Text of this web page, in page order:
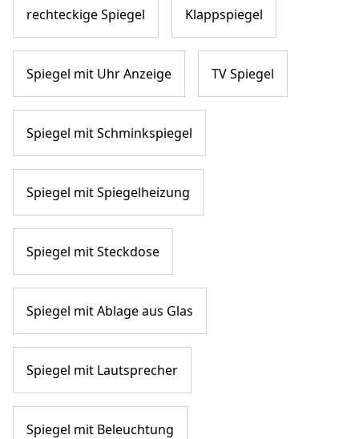
rechteckige Spiegel Klappspiegel
Spiegel mit Uhr Anzeige TV Spiegel
Spiegel mit Schminkspiegel
Spiegel mit Spiegelheizung
Spiegel mit Steckdose
Spiegel mit Ablage aus Glas
Spiegel mit Lautsprecher
Spiegel mit Beleuchtung